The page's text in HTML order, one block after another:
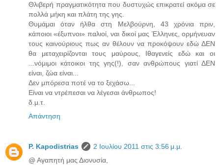
Θλιβερή πραγματικότητα που δυστυχώς επικρατεί ακόμα σε
πολλά μήκη και πλάτη της γης.
Θυμάμαι όταν ήλθα στη Μελβούρνη, 43 χρόνια πριν,
κάποιοι «έξυπνοι» παλιοί, ναι δικοί μας Έλληνες, ορμήνευαν
τους καινούριους πως αν θέλουν να προκόψουν εδώ ΔΕΝ
θα μεταχειρίζονται τους μαύρους, Ιθαγενείς εδώ και οι
...νόμιμοι κάτοικοι της γης(!), σαν ανθρώπους γιατί ΔΕΝ
είναι, ζώα είναι...
Δεν μπόρεσα ποτέ να το ξεχάσω...
Είναι να ντρέπεσαι να λέγεσαι άνθρωπος!
δ.μ.τ.
Απάντηση
P. Kapodistrias
2 Ιουλίου 2011 στις 3:56 μ.μ.
@ Αγαπητή μας Διονυσία,